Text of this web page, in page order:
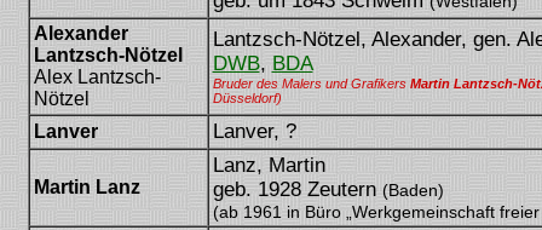
Alexander
Lantzsch-Nötzel
Alex Lantzsch-
Nötzel
Lantzsch-Nötzel, Alexander, gen.
DWB, BDA
Bruder des Malers und Grafikers Martin Lantzsch-
Düsseldorf)
Lanver Lanver, ?
Martin Lanz
Lanz, Martin
geb. 1928 Zeutern(Baden)
(ab 1961 in Büro „Werkgemeinschaft